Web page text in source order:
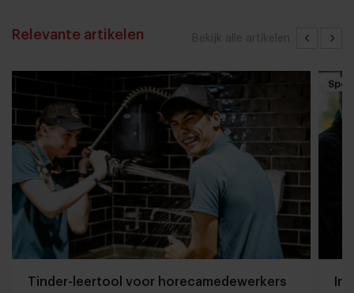
Bekijk alle artikelen
Relevante artikelen
Tinder-leertool voor horecamedewerkers